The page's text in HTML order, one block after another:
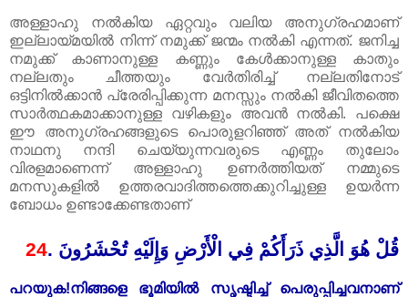
അള്ളാ‍ഹു നൽകിയ ഏറ്റവും വലിയ അനുഗ്രഹമാണ്
ഇല്ലായ്മയിൽ നിന്ന് നമുക്ക് ജന്മം നൽകി എന്നത്. ജനിച്ച
നമുക്ക് കാണാനുള്ള കണ്ണും കേൾക്കാനുള്ള കാതും
നല്ലതും ചീത്തയും വേർതിരിച്ച് നല്ലതിനോട്
ഒട്ടിനിൽക്കാൻ പ്രേരിപ്പിക്കുന്ന മനസ്സും നൽകി ജീവിതത്തെ
സാർത്ഥകമാക്കാനുള്ള വഴികളും അവൻ നൽകി. പക്ഷെ
ഈ അനുഗ്രഹങ്ങളുടെ പൊരുളറിഞ്ഞ് അത് നൽകിയ
നാഥനു നന്ദി ചെയ്യുന്നവരുടെ എണ്ണം തുലോം
വിരളമാണെന്ന് അള്ളാഹു ഉണർത്തിയത് നമ്മുടെ
മനസുകളിൽ ഉത്തരവാദിത്തത്തെക്കുറിച്ചുള്ള ഉയർന്ന
ബോധം ഉണ്ടാക്കേണ്ടതാണ്
24. قُلْ هُوَ الَّذِي ذَرَأَكُمْ فِي الْأَرْضِ وَإِلَيْهِ تُحْشَرُونَ
പറയുക!നിങ്ങളെ ഭൂമിയിൽ സൃഷ്ടിച്ച് പെരുപ്പിച്ചവനാണ്‌